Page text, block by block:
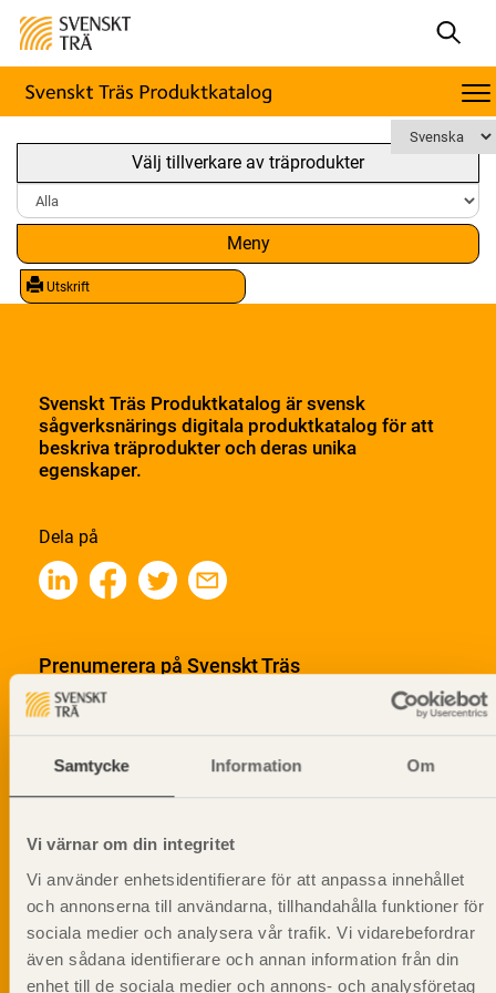
Samtycke Information Om
Vi värnar om din integritet
Vi använder enhetsidentifierare för att anpassa innehållet
och annonserna till användarna, tillhandahålla funktioner för
sociala medier och analysera vår trafik. Vi vidarebefordrar
även sådana identifierare och annan information från din
enhet till de sociala medier och annons- och analysföretag
Välj tillverkare av träprodukter
Meny
Utskrift
Svenskt Träs Produktkatalog är svensk
sågverksnärings digitala produktkatalog för att
beskriva träprodukter och deras unika
egenskaper.
Dela på
Prenumerera på Svenskt Träs
informationsutskick!